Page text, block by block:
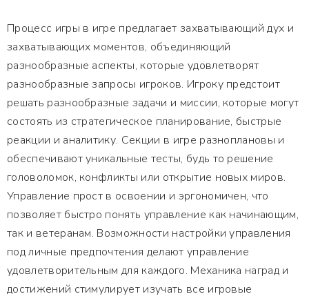
Процесс игры в игре предлагает захватывающий дух и
захватывающих моментов, объединяющий
разнообразные аспекты, которые удовлетворят
разнообразные запросы игроков. Игроку предстоит
решать разнообразные задачи и миссии, которые могут
состоять из стратегическое планирование, быстрые
реакции и аналитику. Секции в игре разноплановы и
обеспечивают уникальные тесты, будь то решение
головоломок, конфликты или открытие новых миров.
Управление прост в освоении и эргономичен, что
позволяет быстро понять управление как начинающим,
так и ветеранам. Возможности настройки управления
под личные предпочтения делают управление
удовлетворительным для каждого. Механика наград и
достижений стимулирует изучать все игровые